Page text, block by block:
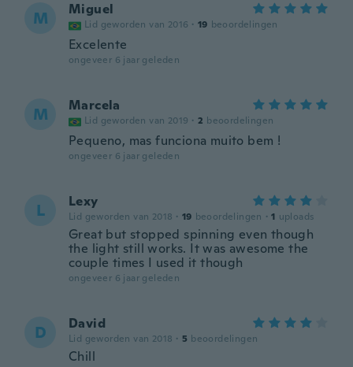
M Miguel
Lid geworden van 2016 · 19 beoordelingen
Excelente
ongeveer 6 jaar geleden
M Marcela
Lid geworden van 2019 · 2 beoordelingen
Pequeno, mas funciona muito bem !
ongeveer 6 jaar geleden
L Lexy
Lid geworden van 2018 · 19 beoordelingen · 1 uploads
Great but stopped spinning even though
the light still works. It was awesome the
couple times I used it though
ongeveer 6 jaar geleden
D David
Lid geworden van 2018 · 5 beoordelingen
Chill